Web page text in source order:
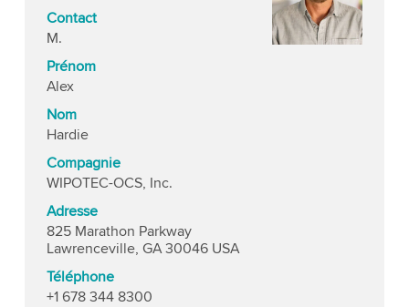
Contact
M.
Prénom
Alex
Nom
Hardie
Compagnie
WIPOTEC-OCS, Inc.
Adresse
825 Marathon Parkway
Lawrenceville, GA 30046 USA
Téléphone
+1 678 344 8300